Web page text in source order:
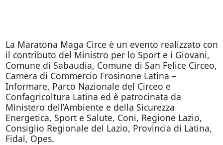
La Maratona Maga Circe è un evento realizzato con
il contributo del Ministro per lo Sport e i Giovani,
Comune di Sabaudia, Comune di San Felice Circeo,
Camera di Commercio Frosinone Latina –
Informare, Parco Nazionale del Circeo e
Confagricoltura Latina ed è patrocinata da
Ministero dell’Ambiente e della Sicurezza
Energetica, Sport e Salute, Coni, Regione Lazio,
Consiglio Regionale del Lazio, Provincia di Latina,
Fidal, Opes.